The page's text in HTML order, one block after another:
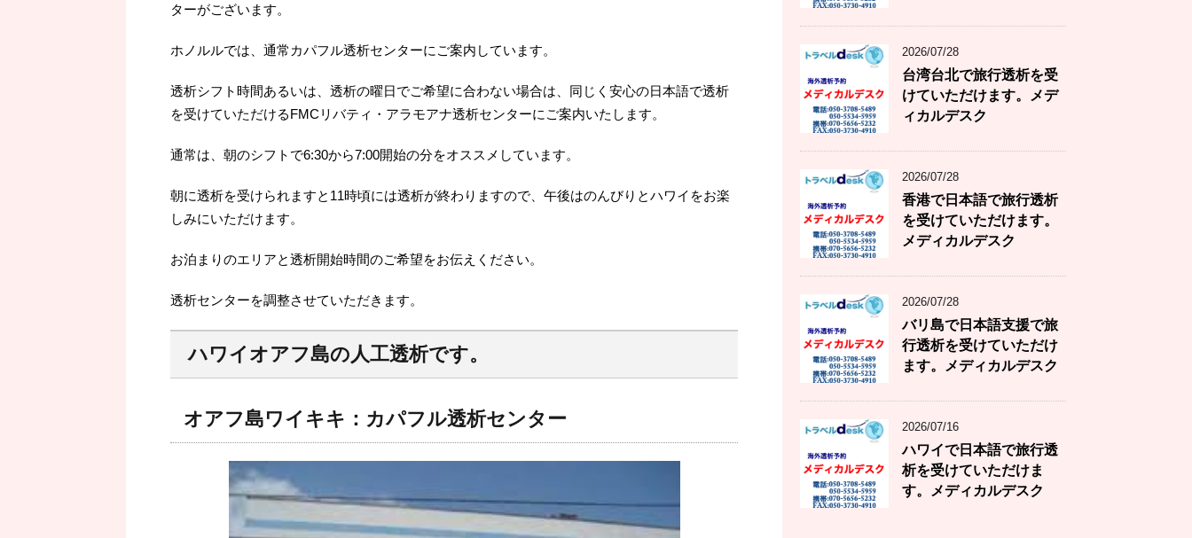
ターがございます。
ホノルルでは、通常カパフル透析センターにご案内しています。
透析シフト時間あるいは、透析の曜日でご希望に合わない場合は、同じく安心の日本語で透析
を受けていただけるFMCリバティ・アラモアナ透析センターにご案内いたします。
通常は、朝のシフトで6:30から7:00開始の分をオススメしています。
朝に透析を受けられますと11時頃には透析が終わりますので、午後はのんびりとハワイをお楽
しみにいただけます。
お泊まりのエリアと透析開始時間のご希望をお伝えください。
透析センターを調整させていただきます。
ハワイオアフ島の人工透析です。
オアフ島ワイキキ：カパフル透析センター
2026/07/28
台湾台北で旅行透析を受
けていただけます。メデ
ィカルデスク
2026/07/28
香港で日本語で旅行透析
を受けていただけます。
メディカルデスク
2026/07/28
バリ島で日本語支援で旅
行透析を受けていただけ
ます。メディカルデスク
2026/07/16
ハワイで日本語で旅行透
析を受けていただけま
す。メディカルデスク